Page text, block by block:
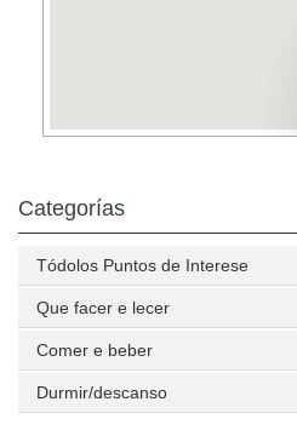
Categorías
Tódolos Puntos de Interese
Que facer e lecer
Comer e beber
Durmir/descanso